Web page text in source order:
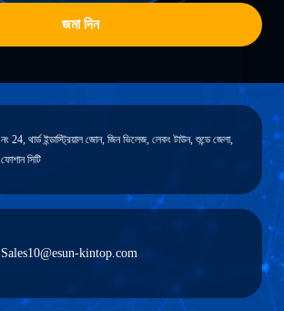
জমা দিন
নং 24, থার্ড ইন্ডাস্ট্রিয়াল জোন, জিন ভিলেজ, লেকং টাউন, শুন্ডে জেলা,
ফোশান সিটি
Sales10@esun-kintop.com